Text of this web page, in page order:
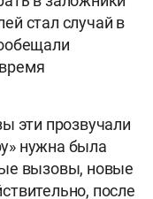
стал случай в
эти прозвучали
нужна была
вызовы, новые
после